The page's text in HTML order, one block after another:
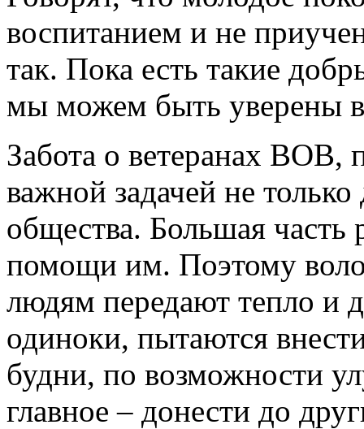
воспитанием и не
так. Пока есть такие
мы можем быть уверены
Забота о ветеранах
важной задачей не только
общества. Большая часть
помощи им. Поэтому
людям передают тепло и
одиноки, пытаются
будни, по возможности
главное – донести до